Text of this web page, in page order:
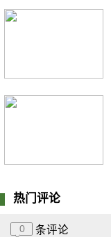
热门评论
0 条评论